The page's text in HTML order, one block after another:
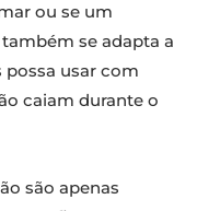
ou se um
se adapta a
possa usar com
caiam durante o
são apenas